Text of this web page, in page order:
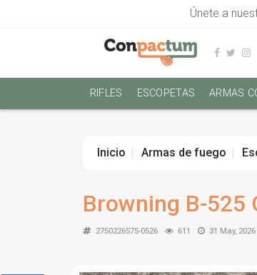
Únete a
RIFLES ESCOPETAS ARMAS
Inicio Armas de fuego
Browning B-525
2750226575-0526 611 31 May, 2026